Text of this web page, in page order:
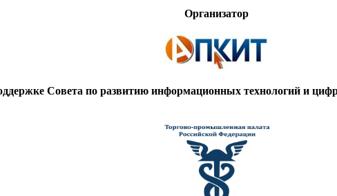
Организатор
Совета по развитию информационных технологий и